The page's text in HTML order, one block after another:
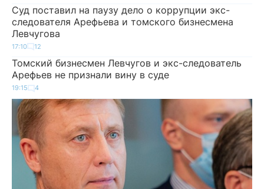
Суд поставил на паузу дело о коррупции экс-
следователя Арефьева и томского бизнесмена
Левчугова
17:10 12
Томский бизнесмен Левчугов и экс-следователь
Арефьев не признали вину в суде
19:15 4